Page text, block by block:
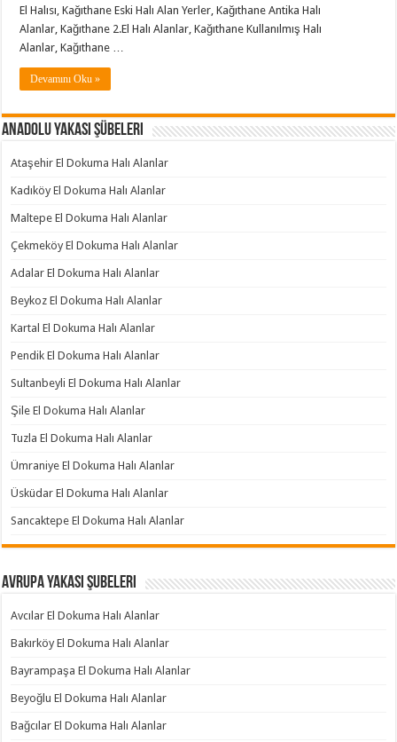
El Halısı, Kağıthane Eski Halı Alan Yerler, Kağıthane Antika Halı
Alanlar, Kağıthane 2.El Halı Alanlar, Kağıthane Kullanılmış Halı
Alanlar, Kağıthane …
Devamını Oku »
Anadolu Yakası Şübeleri
Ataşehir El Dokuma Halı Alanlar
Kadıköy El Dokuma Halı Alanlar
Maltepe El Dokuma Halı Alanlar
Çekmeköy El Dokuma Halı Alanlar
Adalar El Dokuma Halı Alanlar
Beykoz El Dokuma Halı Alanlar
Kartal El Dokuma Halı Alanlar
Pendik El Dokuma Halı Alanlar
Sultanbeyli El Dokuma Halı Alanlar
Şile El Dokuma Halı Alanlar
Tuzla El Dokuma Halı Alanlar
Ümraniye El Dokuma Halı Alanlar
Üsküdar El Dokuma Halı Alanlar
Sancaktepe El Dokuma Halı Alanlar
Avrupa Yakası Şubeleri
Avcılar El Dokuma Halı Alanlar
Bakırköy El Dokuma Halı Alanlar
Bayrampaşa El Dokuma Halı Alanlar
Beyoğlu El Dokuma Halı Alanlar
Bağcılar El Dokuma Halı Alanlar